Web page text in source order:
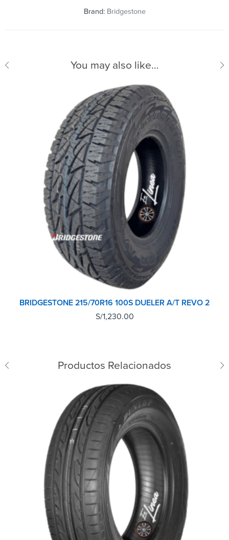
Brand: Bridgestone
You may also like…
BRIDGESTONE 215/70R16 100S DUELER A/T REVO 2
S/1,230.00
Productos Relacionados